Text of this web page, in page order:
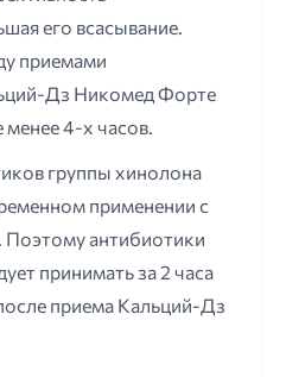
его всасывание.
приемами
Дз Никомед Форте
менее 4-х часов.
группы хинолона
применении с
Поэтому антибиотики
принимать за 2 часа
приема Кальций-Дз